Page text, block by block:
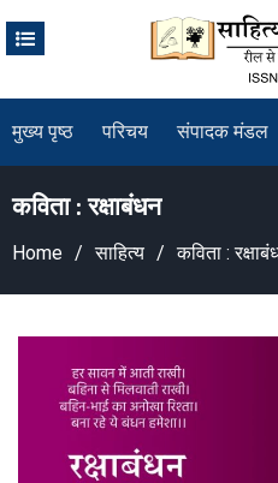
मुख्य पृष्ठ परिचय संपादक मंडल
कविता : रक्षाबंधन
Home साहित्य कविता :